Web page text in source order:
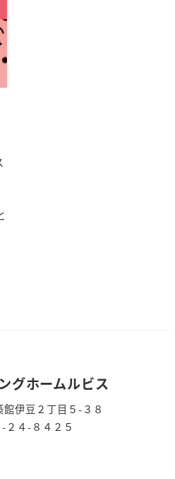
グホームルビス
伊豆２丁目５-３８
２４-８４２５